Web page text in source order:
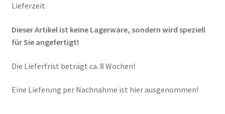
Lieferzeit
Dieser Artikel ist keine Lagerware, sondern wird speziell
für Sie angefertigt!
Die Lieferfrist beträgt ca. 8 Wochen!
Eine Lieferung per Nachnahme ist hier ausgenommen!